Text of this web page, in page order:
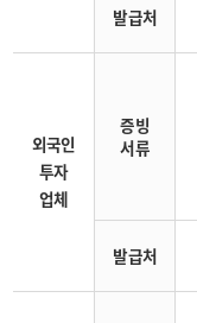
발급처
외국인
투자
업체
증빙
서류
발급처